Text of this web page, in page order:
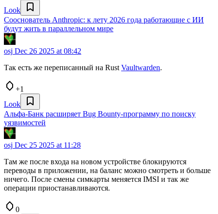
Look
Сооснователь Anthropic: к лету 2026 года работающие с ИИ
будут жить в параллельном мире
osj Dec 26 2025 at 08:42
Так есть же переписанный на Rust Vaultwarden.
+1
Look
Альфа-Банк расширяет Bug Bounty-программу по поиску
уязвимостей
osj Dec 25 2025 at 11:28
Там же после входа на новом устройстве блокируются
переводы в приложении, на баланс можно смотреть и больше
ничего. После смены симкарты меняется IMSI и так же
операции приостанавливаются.
0